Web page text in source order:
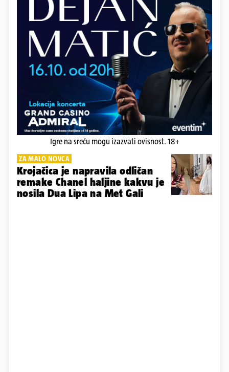
Igre na sreću mogu izazvati ovisnost. 18+
ZA MALO NOVCA
Krojačica je napravila odličan
remake Chanel haljine kakvu je
nosila Dua Lipa na Met Gali